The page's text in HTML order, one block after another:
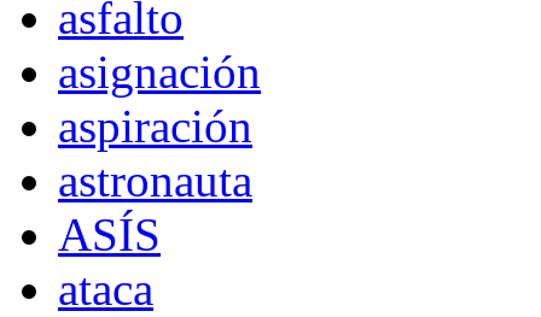
asfalto
asignación
aspiración
astronauta
ASÍS
ataca